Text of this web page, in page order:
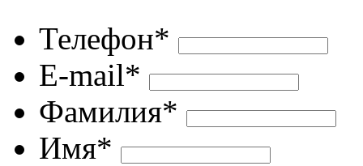
Телефон*
E-mail*
Фамилия*
Имя*